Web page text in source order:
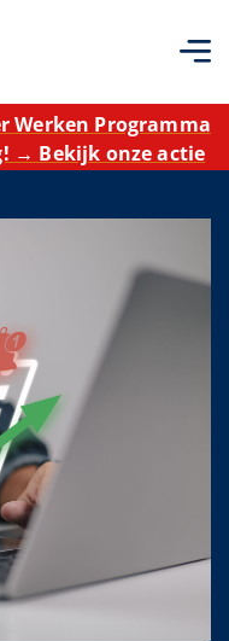
Werken Programma
→ Bekijk onze actie